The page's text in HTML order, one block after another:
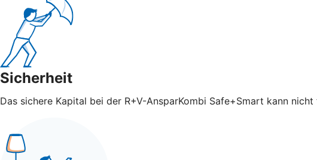
Sicherheit
Das sichere Kapital bei der R+V-AnsparKombi Safe+Smart kann